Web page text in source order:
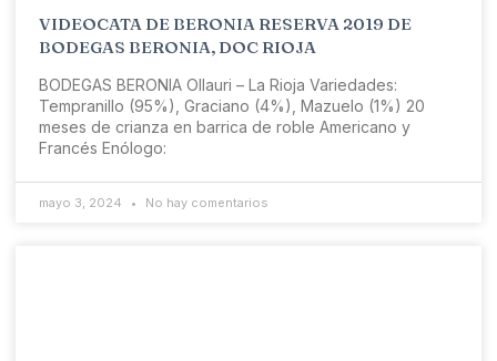
VIDEOCATA DE BERONIA RESERVA 2019 DE
BODEGAS BERONIA, DOC RIOJA
BODEGAS BERONIA Ollauri – La Rioja Variedades:
Tempranillo (95%), Graciano (4%), Mazuelo (1%) 20
meses de crianza en barrica de roble Americano y
Francés Enólogo:
mayo 3, 2024 No hay comentarios